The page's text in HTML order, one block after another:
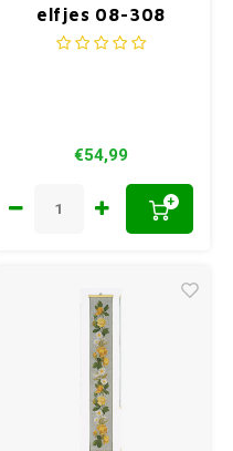
elfjes 08-308
€54,99
+